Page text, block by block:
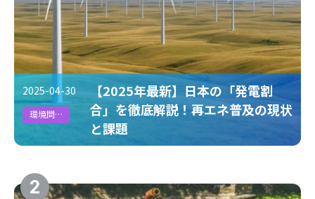
#循環型経済 #VPP #脱炭素 #電気EV
#スマートシティ #サプライチェーン #発電 #CDP
#エネマネ #インターナルカーボンプライシング
#カーボンオフセット、カーボンプライシング、排出権取引、排出量取
引
#クリーニング
2025-04-30
環境問題
【2025年最新】日本の「発電割
合」を徹底解説！再エネ普及の現状
と課題
2